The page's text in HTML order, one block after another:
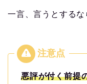
一言、言うとするな
悪評が付く前提